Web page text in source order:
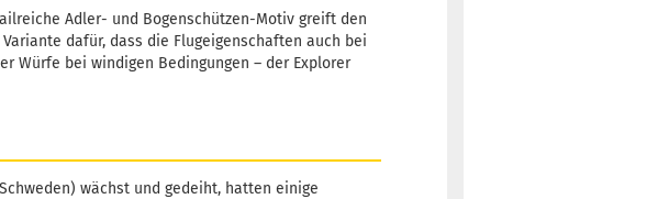
Adler- und Bogenschützen-Motiv greift den
dafür, dass die Flugeigenschaften auch bei
Würfe bei windigen Bedingungen – der Explorer
wächst und gedeiht, hatten einige